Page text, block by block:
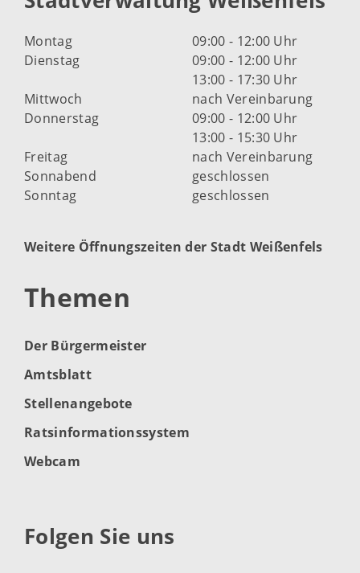
Montag
09:00 - 12:00 Uhr
Dienstag
09:00 - 12:00 Uhr
13:00 - 17:30 Uhr
Mittwoch
nach Vereinbarung
Donnerstag
09:00 - 12:00 Uhr
13:00 - 15:30 Uhr
Freitag
nach Vereinbarung
Sonnabend
geschlossen
Sonntag
geschlossen
Weitere Öffnungszeiten der Stadt Weißenfels
Themen
Der Bürgermeister
Amtsblatt
Stellenangebote
Ratsinformationssystem
Webcam
Folgen Sie uns